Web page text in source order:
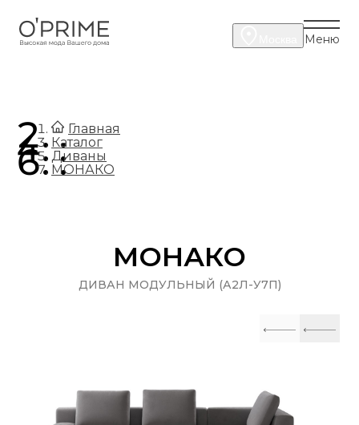
Меню
Главная
.
Каталог
.
Диваны
.
МОНАКО
МОНАКО
ДИВАН МОДУЛЬНЫЙ (А2Л-У7П)